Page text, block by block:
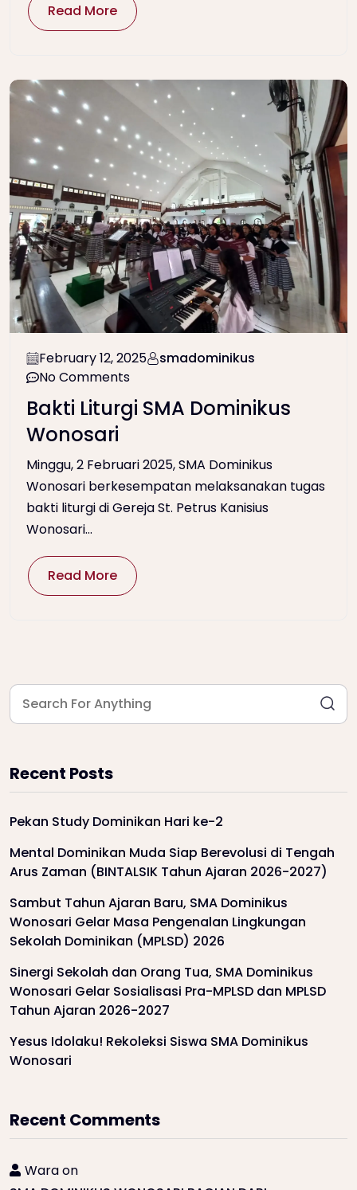
Read More
February 12, 2025
smadominikus
No Comments
Bakti Liturgi SMA Dominikus
Wonosari
Minggu, 2 Februari 2025, SMA Dominikus
Wonosari berkesempatan melaksanakan tugas
bakti liturgi di Gereja St. Petrus Kanisius
Wonosari...
Read More
Recent Posts
Pekan Study Dominikan Hari ke-2
Mental Dominikan Muda Siap Berevolusi di Tengah
Arus Zaman (BINTALSIK Tahun Ajaran 2026-2027)
Sambut Tahun Ajaran Baru, SMA Dominikus
Wonosari Gelar Masa Pengenalan Lingkungan
Sekolah Dominikan (MPLSD) 2026
Sinergi Sekolah dan Orang Tua, SMA Dominikus
Wonosari Gelar Sosialisasi Pra-MPLSD dan MPLSD
Tahun Ajaran 2026-2027
Yesus Idolaku! Rekoleksi Siswa SMA Dominikus
Wonosari
Recent Comments
Waraon